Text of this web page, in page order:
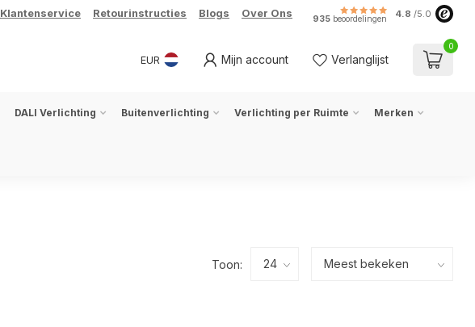
Klantenservice Retourinstructies Blogs Over Ons 935 beoordelingen 4.8 /5.0
EUR Mijn account Verlanglijst
0
DALI Verlichting Buitenverlichting Verlichting per Ruimte Merken
Toon: